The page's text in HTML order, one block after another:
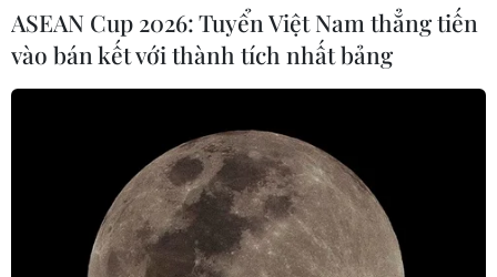
ASEAN Cup 2026: Tuyển Việt Nam thẳng tiến
vào bán kết với thành tích nhất bảng